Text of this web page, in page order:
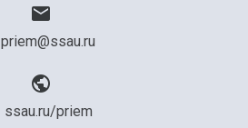
priem@ssau.ru
ssau.ru/priem